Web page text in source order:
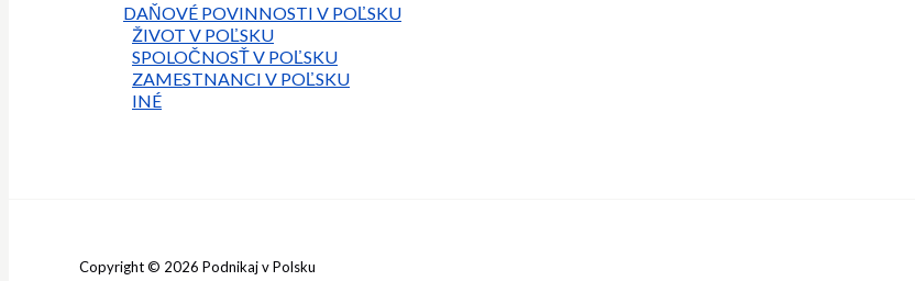
DAŇOVÉ POVINNOSTI V POĽSKU
ŽIVOT V POĽSKU
SPOLOČNOSŤ V POĽSKU
ZAMESTNANCI V POĽSKU
INÉ
Copyright © 2026 Podnikaj v Polsku